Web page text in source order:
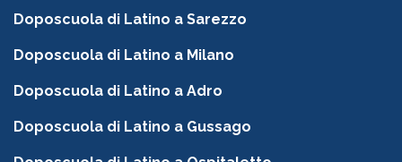
Doposcuola di Latino a Sarezzo
Doposcuola di Latino a Milano
Doposcuola di Latino a Adro
Doposcuola di Latino a Gussago